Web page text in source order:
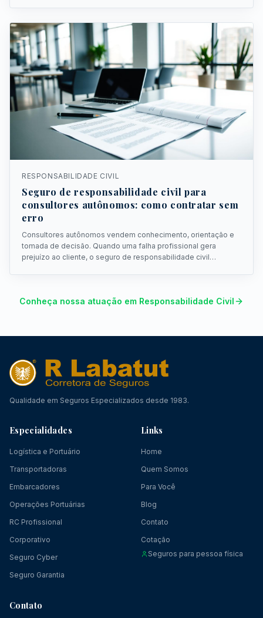
RESPONSABILIDADE CIVIL
Seguro de responsabilidade civil para
consultores autônomos: como contratar sem
erro
Consultores autônomos vendem conhecimento, orientação e
tomada de decisão. Quando uma falha profissional gera
prejuízo ao cliente, o seguro de responsabilidade civil
Conheça nossa atuação em Responsabilidade Civil
Qualidade em Seguros Especializados desde 1983.
Especialidades
Logística e Portuário
Transportadoras
Embarcadores
Operações Portuárias
RC Profissional
Corporativo
Seguro Cyber
Seguro Garantia
Links
Home
Quem Somos
Para Você
Blog
Contato
Cotação
Seguros para pessoa física
Contato